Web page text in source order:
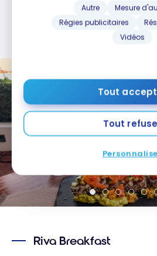
Autre
Mesure
Régies publicitaires
Vidéos
Tout
Tout
avec l’ambiance plus
W Ibiza. Ici, on dîne en toute
Riva Breakfast